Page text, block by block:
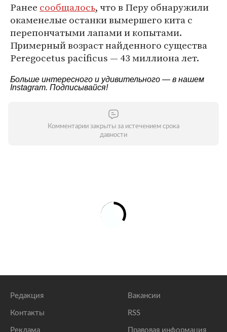
Ранее сообщалось, что в Перу обнаружили
окаменелые останки вымершего кита с
перепончатыми лапами и копытами.
Примерный возраст найденного существа
Peregocetus pacificus — 43 миллиона лет.
Больше интересного и удивительного — в нашем
Instagram. Подписывайся!
Комментарии закрыты за истечением срока
давности
Редакция
Контакты
Реклама
Вакансии
RSS
Правовая информация